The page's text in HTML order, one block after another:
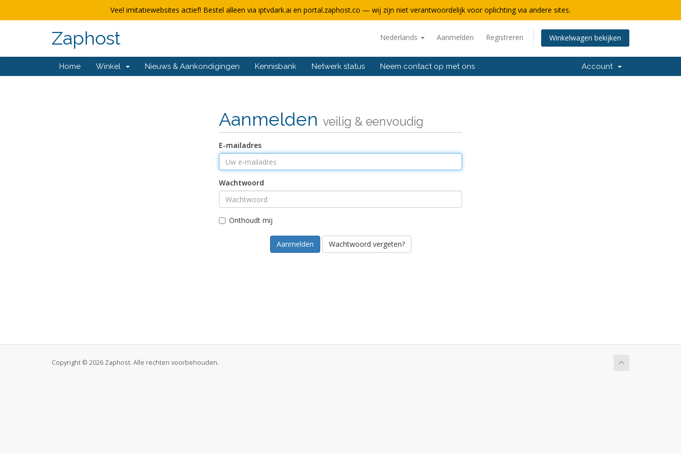
Veel imitatiewebsites actief! Bestel alleen via iptvdark.ai en portal.zaphost.co — wij zijn niet verantwoordelijk voor oplichting via andere sites.
Nederlands Aanmelden Registreren Winkelwagen bekijken
Zaphost
Home Winkel Nieuws & Aankondigingen Kennisbank Netwerk status Neem contact op met ons Account
Aanmelden veilig & eenvoudig
E-mailadres
Wachtwoord
Onthoudt mij
Wachtwoord vergeten?
Copyright © 2026 Zaphost. Alle rechten voorbehouden.